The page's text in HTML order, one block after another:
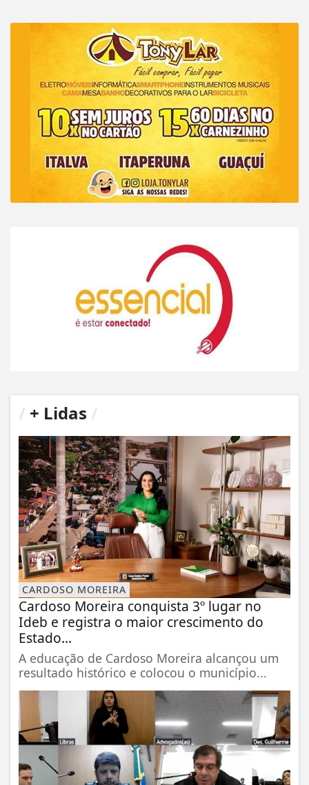
+ Lidas
CARDOSO MOREIRA
Cardoso Moreira conquista 3º lugar no
Ideb e registra o maior crescimento do
Estado...
A educação de Cardoso Moreira alcançou um
resultado histórico e colocou o município...